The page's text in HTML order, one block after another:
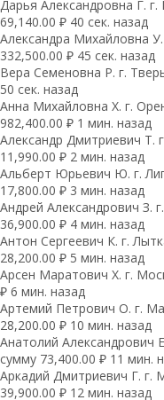
Дарья Александровна Г.
69,140.00 ₽ 40 сек. назад
Александра Михайловна
332,500.00 ₽ 45 сек. назад
Вера Семеновна Р. г.
50 сек. назад
Анна Михайловна Х. г.
982,400.00 ₽ 1 мин. назад
Александр Дмитриевич Т.
11,990.00 ₽ 2 мин. назад
Альберт Юрьевич Ю. г.
17,800.00 ₽ 3 мин. назад
Андрей Александрович З.
36,900.00 ₽ 4 мин. назад
Антон Сергеевич К. г.
28,200.00 ₽ 5 мин. назад
Арсен Маратович Х. г.
₽ 6 мин. назад
Артемий Петрович О. г.
28,200.00 ₽ 10 мин. назад
Анатолий Александрович
сумму 73,400.00 ₽ 11 мин.
Аркадий Дмитриевич Г. г.
39,900.00 ₽ 12 мин. назад